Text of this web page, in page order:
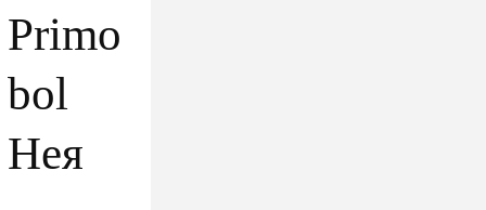
Primo
bol
Нея